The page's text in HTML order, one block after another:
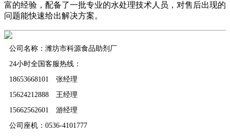
富的经验，配备了一批专业的水处理技术人员，对售后出现的
问题能快速给出解决方案。
公司名称：潍坊市科源食品助剂厂
24小时全国客服热线：
18653668101 张经理
15624212888 王经理
15662562601 游经理
公司座机：0536-4101777